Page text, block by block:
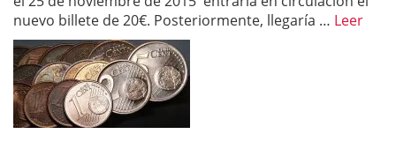
nuevo billete de 20€. Posteriormente, llegaría … Leer